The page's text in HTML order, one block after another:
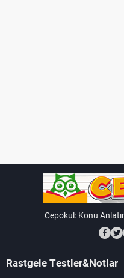
Cepokul: Konu
Rastgele Testler&Notlar